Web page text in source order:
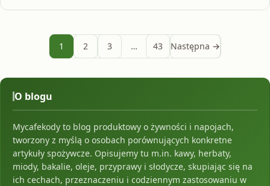
1 2 3 … 43 Następna →
O blogu
Mycafekody to blog produktowy o żywności i napojach,
tworzony z myślą o osobach porównujących konkretne
artykuły spożywcze. Opisujemy tu m.in. kawy, herbaty,
miody, bakalie, oleje, przyprawy i słodycze, skupiając się na
ich cechach, przeznaczeniu i codziennym zastosowaniu w